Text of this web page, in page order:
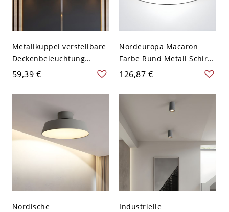
Metallkuppel verstellbare
Deckenbeleuchtung
minimalistisch Einzel grau
Halbflächenmontage mit
Holz-Baldachin
59,39 €
Nordeuropa Macaron
Farbe Rund Metall Schirm
1-Kopf Deckenlampe Holz
Gestell LED Deckenleuchte
- Grau 110V-120V 30,48 cm
126,87 €
Nordische
Industrielle